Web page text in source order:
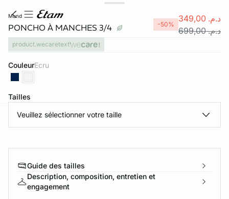
mund
PONCHO À MANCHES 3/4 -50%
د.م. 349,00
د.م. 699,00
product.wecaretext
Couleur ecru
Tailles
Veuillez sélectionner votre taille
Guide des tailles
Description, composition, entretien et
engagement